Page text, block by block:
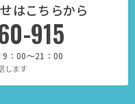
はこちらから
915
：00～21：00
します